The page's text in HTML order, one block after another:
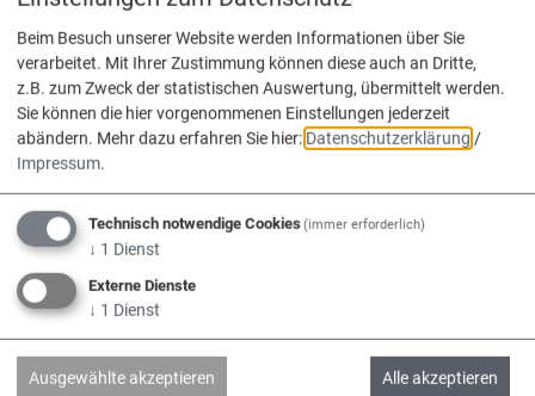
Schnupfclub Meilenhofen
Beim Besuch unserer Website werden Informationen über Sie
verarbeitet. Mit Ihrer Zustimmung können diese auch an Dritte,
z.B. zum Zweck der statistischen Auswertung, übermittelt werden.
Sie können die hier vorgenommenen Einstellungen jederzeit
abändern. Mehr dazu erfahren Sie hier: Datenschutzerklärung /
Impressum.
Technisch notwendige Cookies(immer erforderlich)
↓ 1 Dienst
Externe Dienste
↓ 1 Dienst
Ausgewählte akzeptieren Alle akzeptieren